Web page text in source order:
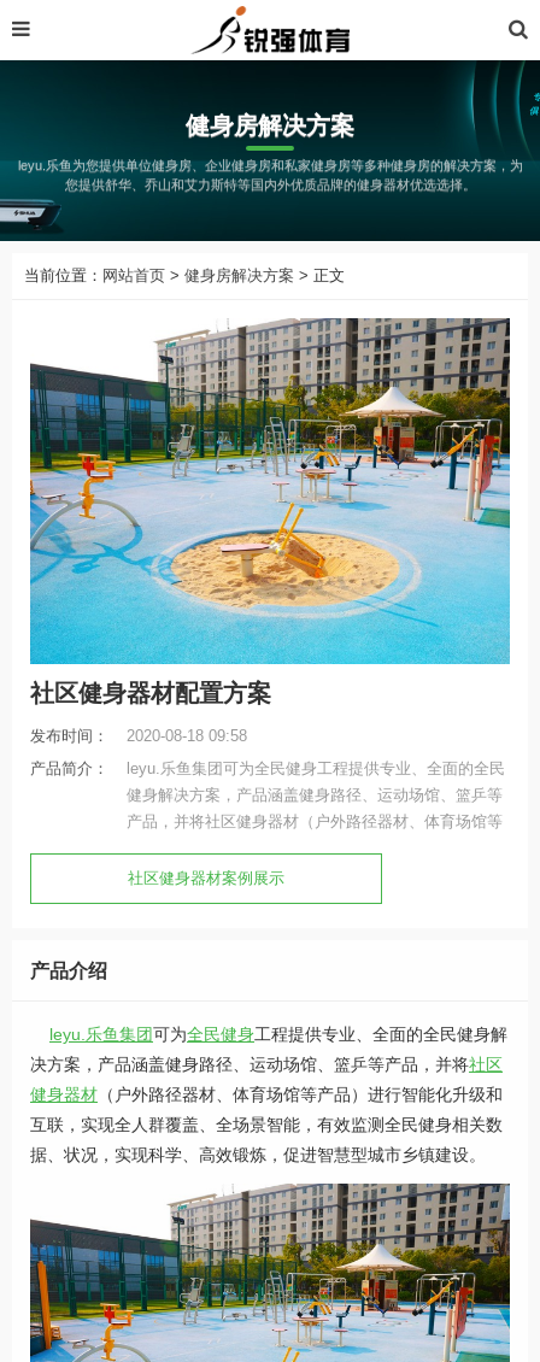
健身房解决方案
leyu.乐鱼为您提供单位健身房、企业健身房和私家健身房等多种健身房的解决方案，为
您提供舒华、乔山和艾力斯特等国内外优质品牌的健身器材优选选择。
当前位置： 网站首页 > 健身房解决方案 > 正文
社区健身器材配置方案
发布时间：
2020-08-18 09:58
产品简介：
leyu.乐鱼集团可为全民健身工程提供专业、全面的全民
健身解决方案，产品涵盖健身路径、运动场馆、篮乒等
产品，并将社区健身器材（户外路径器材、体育场馆等
景智能，有效监测全民健身相关数据、状况，实现科
学、高效锻炼，促进智慧型城市乡镇建设。
社区健身器材案例展示
产品介绍
leyu.乐鱼集团可为全民健身工程提供专业、全面的全民健身解
决方案，产品涵盖健身路径、运动场馆、篮乒等产品，并将社区
健身器材 （户外路径器材、体育场馆等产品）进行智能化升级和
互联，实现全人群覆盖、全场景智能，有效监测全民健身相关数
据、状况，实现科学、高效锻炼，促进智慧型城市乡镇建设。